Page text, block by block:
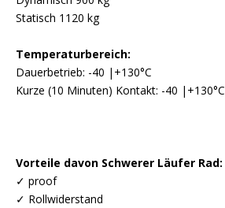
Statisch 1120 kg
Temperaturbereich:
Dauerbetrieb: -40 |+130°C
Kurze (10 Minuten) Kontakt: -40 |+130°C
Vorteile davon Schwerer Läufer Rad:
✓ proof
✓ Rollwiderstand